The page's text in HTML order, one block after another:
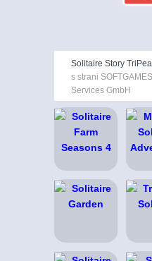
Solitaire Story
s strani
Services GmbH